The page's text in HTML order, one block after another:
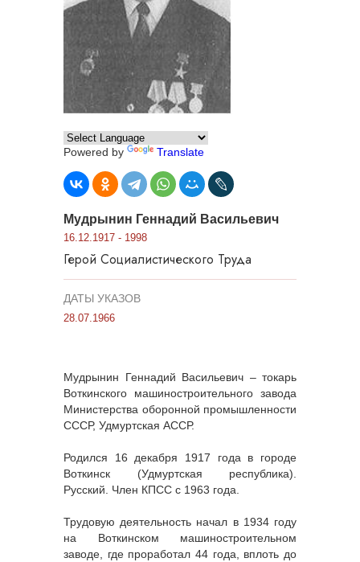
Powered by Translate
Мудрынин Геннадий Васильевич
16.12.1917 - 1998
Герой Социалистического Труда
ДАТЫ УКАЗОВ
28.07.1966
Мудрынин Геннадий Васильевич – токарь
Воткинского машиностроительного завода
Министерства оборонной промышленности
СССР, Удмуртская АССР.
Родился 16 декабря 1917 года в городе
Воткинск (Удмуртская республика).
Русский. Член КПСС с 1963 года.
Трудовую деятельность начал в 1934 году
на Воткинском машиностроительном
заводе, где проработал 44 года, вплоть до